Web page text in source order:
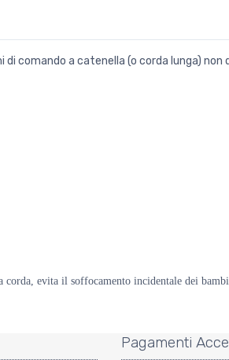
comando a catenella (o corda lunga) non
evita il soffocamento incidentale dei
Pagamenti